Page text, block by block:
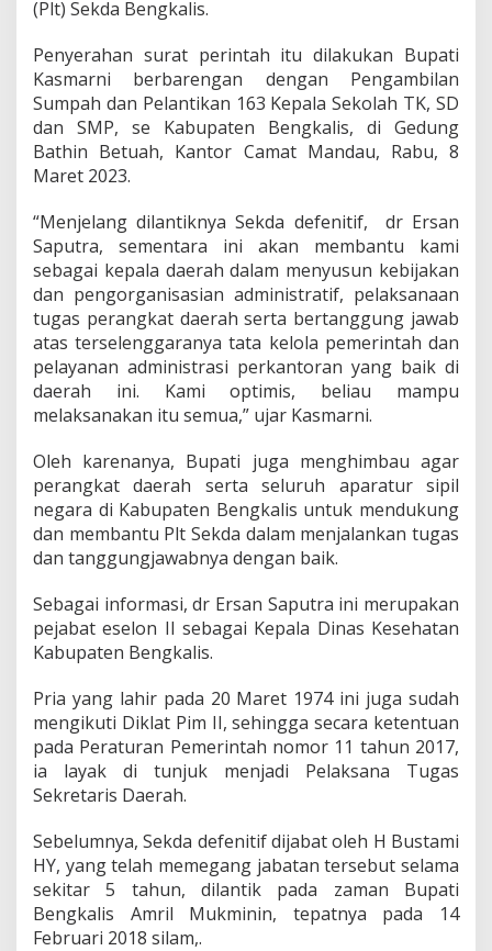
t
u
g
a
s
k
u
p
a
t
K
a
s
m
a
r
i
J
a
b
a
t
l
t
S
d
a
B
e
n
a
l
s
(Plt) Sekda Bengkalis.
Penyerahan surat perintah itu dilakukan Bupati
Kasmarni berbarengan dengan Pengambilan
Sumpah dan Pelantikan 163 Kepala Sekolah TK, SD
dan SMP, se Kabupaten Bengkalis, di Gedung
Bathin Betuah, Kantor Camat Mandau, Rabu, 8
Maret 2023.
“Menjelang dilantiknya Sekda defenitif, dr Ersan
Saputra, sementara ini akan membantu kami
sebagai kepala daerah dalam menyusun kebijakan
dan pengorganisasian administratif, pelaksanaan
tugas perangkat daerah serta bertanggung jawab
atas terselenggaranya tata kelola pemerintah dan
pelayanan administrasi perkantoran yang baik di
daerah ini. Kami optimis, beliau mampu
melaksanakan itu semua,” ujar Kasmarni.
Oleh karenanya, Bupati juga menghimbau agar
perangkat daerah serta seluruh aparatur sipil
negara di Kabupaten Bengkalis untuk mendukung
dan membantu Plt Sekda dalam menjalankan tugas
dan tanggungjawabnya dengan baik.
Sebagai informasi, dr Ersan Saputra ini merupakan
pejabat eselon II sebagai Kepala Dinas Kesehatan
Kabupaten Bengkalis.
Pria yang lahir pada 20 Maret 1974 ini juga sudah
mengikuti Diklat Pim II, sehingga secara ketentuan
pada Peraturan Pemerintah nomor 11 tahun 2017,
ia layak di tunjuk menjadi Pelaksana Tugas
Sekretaris Daerah.
Sebelumnya, Sekda defenitif dijabat oleh H Bustami
HY, yang telah memegang jabatan tersebut selama
sekitar 5 tahun, dilantik pada zaman Bupati
Bengkalis Amril Mukminin, tepatnya pada 14
Februari 2018 silam,.